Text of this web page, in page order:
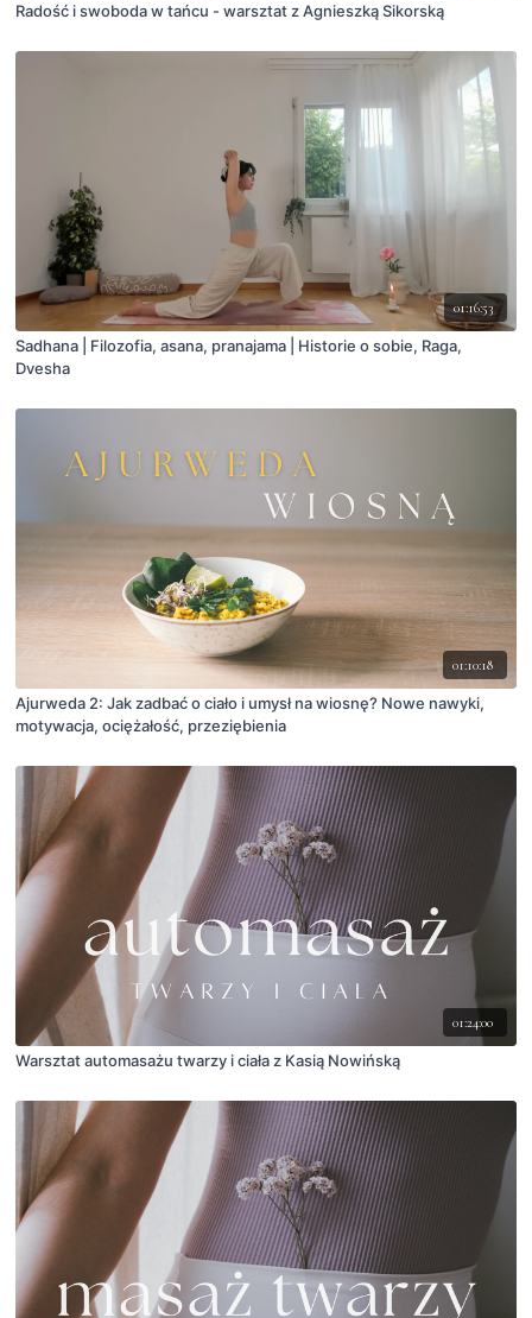
Radość i swoboda w tańcu - warsztat z Agnieszką Sikorską
01:16:53
Sadhana | Filozofia, asana, pranajama | Historie o sobie, Raga,
Dvesha
01:10:18
Ajurweda 2: Jak zadbać o ciało i umysł na wiosnę? Nowe nawyki,
motywacja, ociężałość, przeziębienia
01:24:00
Warsztat automasażu twarzy i ciała z Kasią Nowińską